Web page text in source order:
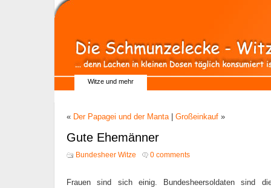
Witze und mehr
« Der Papagei und der Manta| Großeinkauf »
Gute Ehemänner
Bundesheer Witze 0 comments
Frauen sind sich einig. Bundesheersoldaten sind